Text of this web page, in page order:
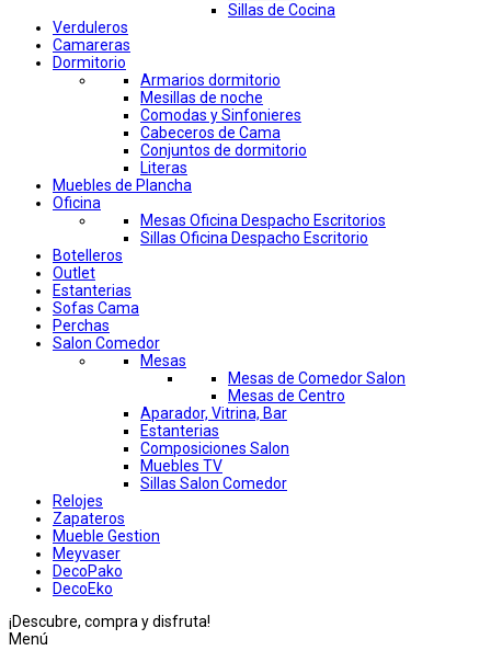
Sillas de Cocina
Verduleros
Camareras
Dormitorio
Armarios dormitorio
Mesillas de noche
Comodas y Sinfonieres
Cabeceros de Cama
Conjuntos de dormitorio
Literas
Muebles de Plancha
Oficina
Mesas Oficina Despacho Escritorios
Sillas Oficina Despacho Escritorio
Botelleros
Outlet
Estanterias
Sofas Cama
Perchas
Salon Comedor
Mesas
Mesas de Comedor Salon
Mesas de Centro
Aparador, Vitrina, Bar
Estanterias
Composiciones Salon
Muebles TV
Sillas Salon Comedor
Relojes
Zapateros
Mueble Gestion
Meyvaser
DecoPako
DecoEko
¡Descubre, compra y disfruta!
Menú